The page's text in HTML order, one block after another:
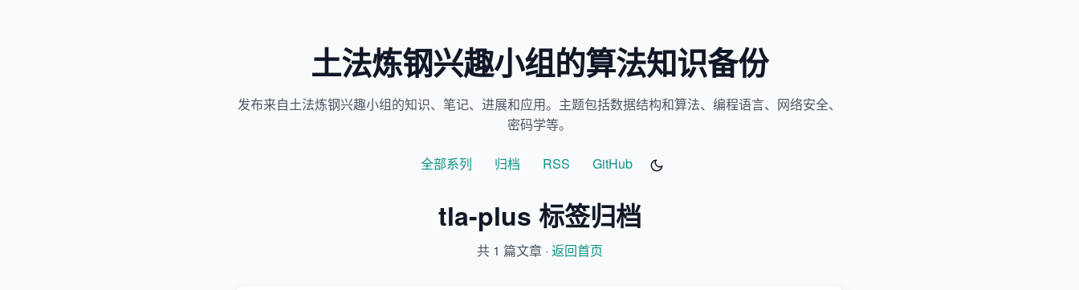
土法炼钢兴趣小组的算法知识备份
发布来自土法炼钢兴趣小组的知识、笔记、进展和应用。主题包括数据结构和算法、编程语言、网络安全、
密码学等。
全部系列 归档 RSS GitHub
tla-plus 标签归档
共 1 篇文章 · 返回首页